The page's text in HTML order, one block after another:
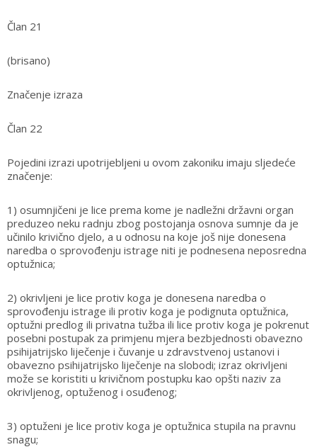
Član 21
(brisano)
Značenje izraza
Član 22
Pojedini izrazi upotrijebljeni u ovom zakoniku imaju sljedeće
značenje:
1) osumnjičeni je lice prema kome je nadležni državni organ
preduzeo neku radnju zbog postojanja osnova sumnje da je
učinilo krivično djelo, a u odnosu na koje još nije donesena
naredba o sprovođenju istrage niti je podnesena neposredna
optužnica;
2) okrivljeni je lice protiv koga je donesena naredba o
sprovođenju istrage ili protiv koga je podignuta optužnica,
optužni predlog ili privatna tužba ili lice protiv koga je pokrenut
posebni postupak za primjenu mjera bezbjednosti obavezno
psihijatrijsko liječenje i čuvanje u zdravstvenoj ustanovi i
obavezno psihijatrijsko liječenje na slobodi; izraz okrivljeni
može se koristiti u krivičnom postupku kao opšti naziv za
okrivljenog, optuženog i osuđenog;
3) optuženi je lice protiv koga je optužnica stupila na pravnu
snagu;